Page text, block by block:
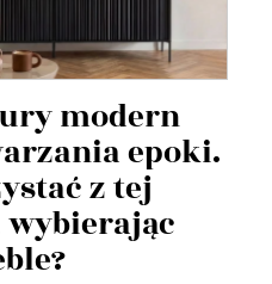
modern
epoki.
z tej